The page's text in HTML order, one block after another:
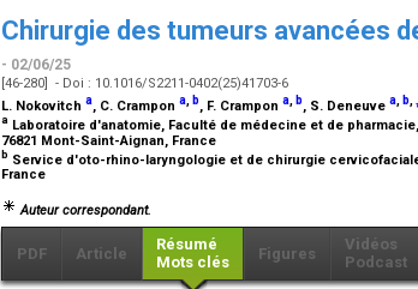
Chirurgie des tumeurs avancées
- 02/06/25
[46-280] - Doi : 10.1016/S2211-0402(25)41703-6
L. Nokovitch a, C. Crampon a, b, F. Crampon a, b, S. Deneuve a, b,
a Laboratoire d'anatomie, Faculté de médecine et de
76821 Mont-Saint-Aignan, France
b Service d'oto-rhino-laryngologie et de chirurgie
France
Auteur correspondant.
PDF Article
Résumé
Mots clés
Figures
Vidéos
Podcast